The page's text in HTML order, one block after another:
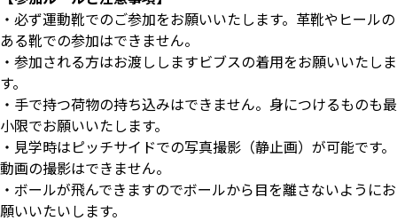
・必ず運動靴でのご参加をお願いいたします。革靴やヒールの
ある靴での参加はできません。
・参加される方はお渡ししますビブスの着用をお願いいたしま
す。
・手で持つ荷物の持ち込みはできません。身につけるものも最
小限でお願いいたします。
・見学時はピッチサイドでの写真撮影（静止画）が可能です。
動画の撮影はできません。
・ボールが飛んできますのでボールから目を離さないようにお
願いいたいします。